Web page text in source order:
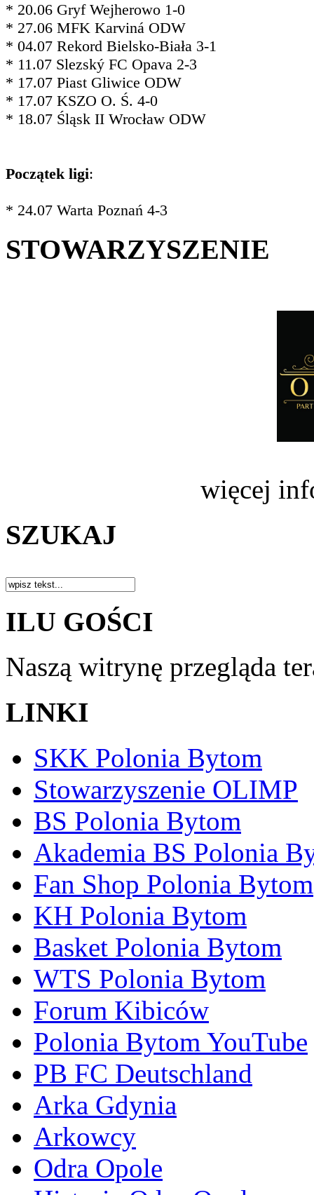
* 20.06 Gryf Wejherowo 1-0
* 27.06 MFK Karviná ODW
* 04.07 Rekord Bielsko-Biała 3-1
* 11.07 Slezský FC Opava 2-3
* 17.07 Piast Gliwice ODW
* 17.07 KSZO O. Ś. 4-0
* 18.07 Śląsk II Wrocław ODW
Początek ligi:
* 24.07 Warta Poznań 4-3
STOWARZYSZENIE
więcej
SZUKAJ
ILU GOŚCI
Naszą witrynę przegląda
LINKI
SKK Polonia Bytom
Stowarzyszenie OLIMP
BS Polonia Bytom
Akademia BS Polonia
Fan Shop Polonia Bytom
KH Polonia Bytom
Basket Polonia Bytom
WTS Polonia Bytom
Forum Kibiców
Polonia Bytom YouTube
PB FC Deutschland
Arka Gdynia
Arkowcy
Odra Opole